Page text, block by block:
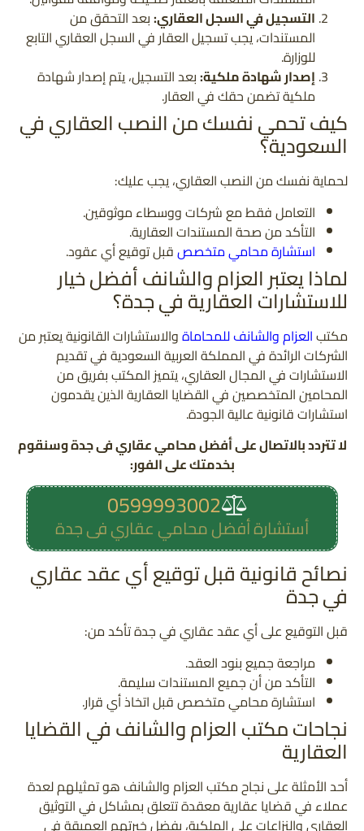
التسجيل في السجل العقاري:بعد التحقق من
المستندات، يجب تسجيل العقار في السجل العقاري التابع
للوزارة.
إصدار شهادة ملكية:بعد التسجيل، يتم إصدار شهادة
ملكية تضمن حقك في العقار.
كيف تحمي نفسك من النصب العقاري في
السعودية؟
لحماية نفسك من النصب العقاري، يجب عليك:
التعامل فقط مع شركات ووسطاء موثوقين.
التأكد من صحة المستندات العقارية.
استشارة محامي متخصصقبل توقيع أي عقود.
لماذا يعتبر العزام والشانف أفضل خيار
للاستشارات العقارية في جدة؟
مكتبالعزام والشانف للمحاماةوالاستشارات القانونية يعتبر من
الشركات الرائدة في المملكة العربية السعودية في تقديم
الاستشارات في المجال العقاري، يتميز المكتب بفريق من
المحامين المتخصصين في القضايا العقارية الذين يقدمون
استشارات قانونية عالية الجودة.
لا تتردد بالاتصال على أفضل محامي عقاري فى جدة وسنقوم
بخدمتك على الفور:
0599993002
أستشارة أفضل محامي عقاري فى جدة
نصائح قانونية قبل توقيع أي عقد عقاري
في جدة
قبل التوقيع على أي عقد عقاري في جدة تأكد من:
مراجعة جميع بنود العقد.
التأكد من أن جميع المستندات سليمة.
استشارة محامي متخصص قبل اتخاذ أي قرار.
نجاحات مكتب العزام والشانف في القضايا
العقارية
أحد الأمثلة على نجاح مكتب العزام والشانف هو تمثيلهم لعدة
عملاء في قضايا عقارية معقدة تتعلق بمشاكل في التوثيق
العقاري والنزاعات على الملكية، بفضل خبرتهم العميقة في